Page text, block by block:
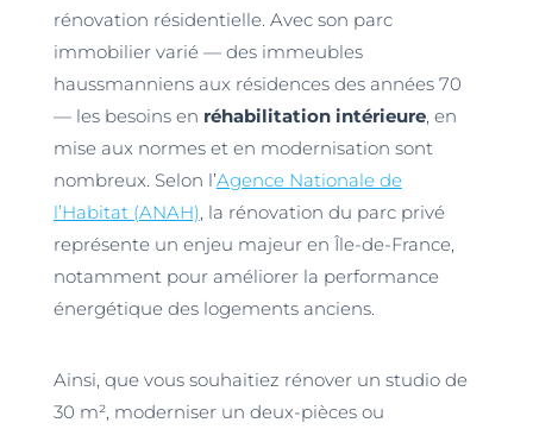
rénovation résidentielle. Avec son parc
immobilier varié — des immeubles
haussmanniens aux résidences des années 70
— les besoins en réhabilitation intérieure, en
mise aux normes et en modernisation sont
nombreux. Selon l’Agence Nationale de
l’Habitat (ANAH), la rénovation du parc privé
représente un enjeu majeur en Île-de-France,
notamment pour améliorer la performance
énergétique des logements anciens.
Ainsi, que vous souhaitiez rénover un studio de
30 m², moderniser un deux-pièces ou